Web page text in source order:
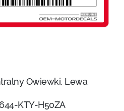
Owiewki, Lewa
KTY-H50ZA